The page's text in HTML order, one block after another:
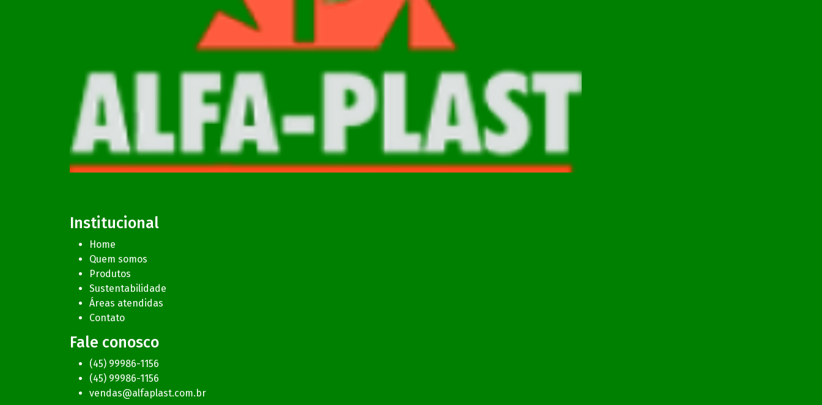
Institucional
Home
Quem somos
Produtos
Sustentabilidade
Áreas atendidas
Contato
Fale conosco
(45) 99986-1156
(45) 99986-1156
vendas@alfaplast.com.br